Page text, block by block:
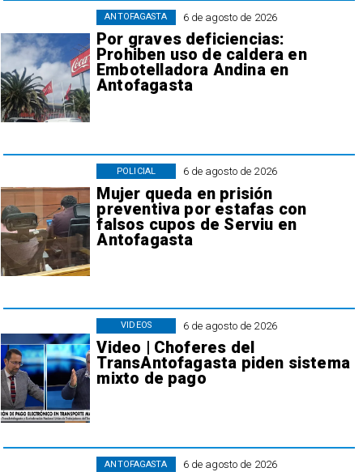
6 de agosto de 2026
Por graves deficiencias:
Prohiben uso de caldera en
Embotelladora Andina en
Antofagasta
ANTOFAGASTA
6 de agosto de 2026
Mujer queda en prisión
preventiva por estafas con
falsos cupos de Serviu en
Antofagasta
POLICIAL
6 de agosto de 2026
Video | Choferes del
TransAntofagasta piden sistema
mixto de pago
VIDEOS
6 de agosto de 2026
ANTOFAGASTA